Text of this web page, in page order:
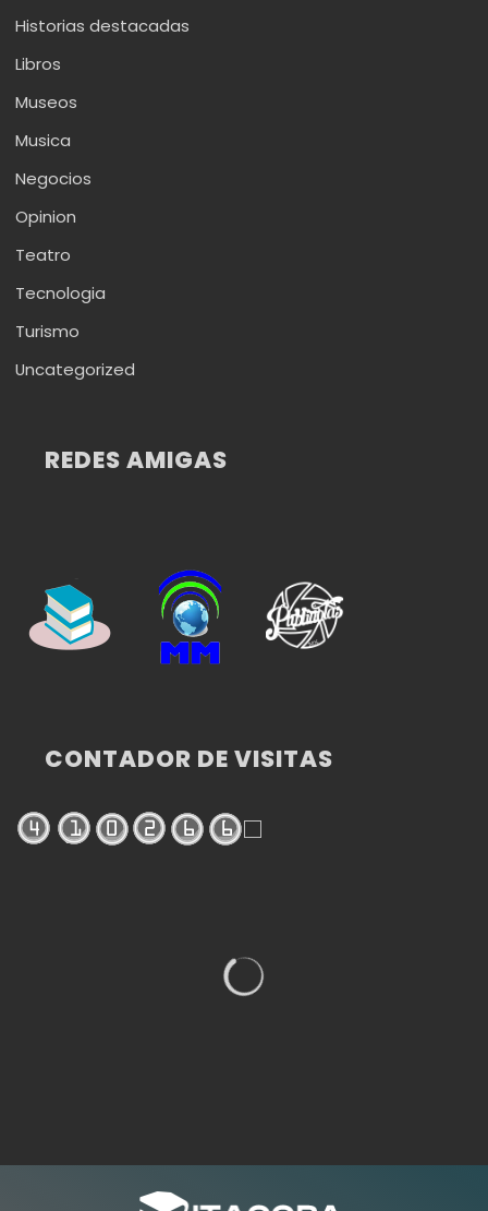
Historias destacadas
Libros
Museos
Musica
Negocios
Opinion
Teatro
Tecnologia
Turismo
Uncategorized
REDES AMIGAS
CONTADOR DE VISITAS